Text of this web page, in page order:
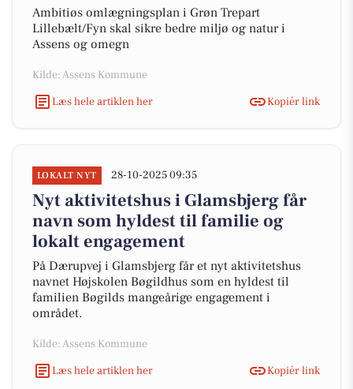
Ambitiøs omlægningsplan i Grøn Trepart
Lillebælt/Fyn skal sikre bedre miljø og natur i
Assens og omegn
Kilde: Assens Kommune
Læs hele artiklen her
Kopiér link
LOKALT NYT 28-10-2025 09:35
Nyt aktivitetshus i Glamsbjerg får
navn som hyldest til familie og
lokalt engagement
På Dærupvej i Glamsbjerg får et nyt aktivitetshus
navnet Højskolen Bøgildhus som en hyldest til
familien Bøgilds mangeårige engagement i
området.
Kilde: Assens Kommune
Læs hele artiklen her
Kopiér link